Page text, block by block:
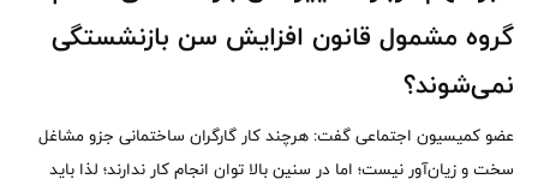
گروه مشمول قانون افزایش سن بازنشستگی
نمی‌شوند؟
عضو کمیسیون اجتماعی گفت: هرچند کار گارگران ساختمانی جزو مشاغل
سخت و زیان‌آور نیست؛ اما در سنین بالا توان انجام کار ندارند؛ لذا باید